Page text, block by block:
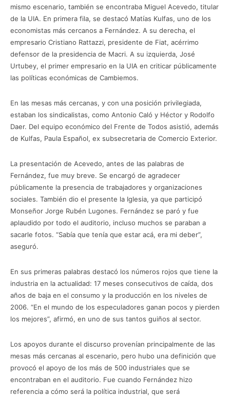
mismo escenario, también se encontraba Miguel Acevedo, titular
de la UIA. En primera fila, se destacó Matías Kulfas, uno de los
economistas más cercanos a Fernández. A su derecha, el
empresario Cristiano Rattazzi, presidente de Fiat, acérrimo
defensor de la presidencia de Macri. A su izquierda, José
Urtubey, el primer empresario en la UIA en criticar públicamente
las políticas económicas de Cambiemos.
En las mesas más cercanas, y con una posición privilegiada,
estaban los sindicalistas, como Antonio Caló y Héctor y Rodolfo
Daer. Del equipo económico del Frente de Todos asistió, además
de Kulfas, Paula Español, ex subsecretaria de Comercio Exterior.
La presentación de Acevedo, antes de las palabras de
Fernández, fue muy breve. Se encargó de agradecer
públicamente la presencia de trabajadores y organizaciones
sociales. También dio el presente la Iglesia, ya que participó
Monseñor Jorge Rubén Lugones. Fernández se paró y fue
aplaudido por todo el auditorio, incluso muchos se paraban a
sacarle fotos. “Sabía que tenía que estar acá, era mi deber”,
aseguró.
En sus primeras palabras destacó los números rojos que tiene la
industria en la actualidad: 17 meses consecutivos de caída, dos
años de baja en el consumo y la producción en los niveles de
2006. “En el mundo de los especuladores ganan pocos y pierden
los mejores”, afirmó, en uno de sus tantos guiños al sector.
Los apoyos durante el discurso provenían principalmente de las
mesas más cercanas al escenario, pero hubo una definición que
provocó el apoyo de los más de 500 industriales que se
encontraban en el auditorio. Fue cuando Fernández hizo
referencia a cómo será la política industrial, que será